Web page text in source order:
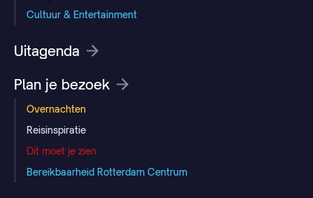
Cultuur & Entertainment
Uitagenda
Plan je bezoek
Overnachten
Reisinspiratie
Dit moet je zien
Bereikbaarheid Rotterdam Centrum